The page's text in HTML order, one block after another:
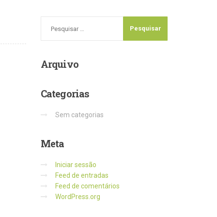
Arquivo
Categorias
Sem categorias
Meta
Iniciar sessão
Feed de entradas
Feed de comentários
WordPress.org